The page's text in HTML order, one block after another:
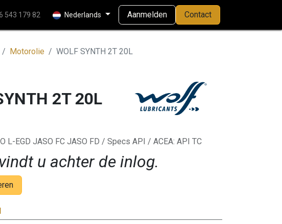
543 179 82 Nederlands Aanmelden Contact
Motorolie WOLF SYNTH 2T 20L
2T 20L
L-EGD JASO FC JASO FD / Specs API / ACEA: API TC
u achter de inlog.